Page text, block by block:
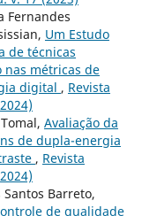
Fernandes
Um Estudo
de técnicas
nas métricas de
digital , Revista
Avaliação da
de dupla-energia
, Revista
Barreto,
de qualidade